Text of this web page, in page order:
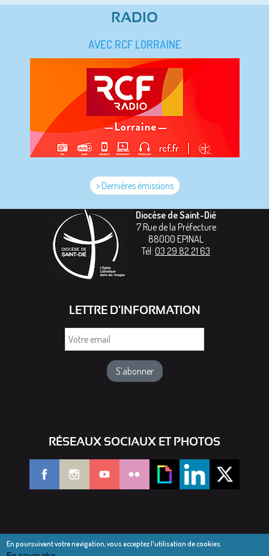
RADIO
AVEC RCF LORRAINE
> Dernières émissions
Diocèse de Saint-Dié
7 Rue de la Préfecture
88000 EPINAL
Tél: 03 29 82 21 63
LETTRE D'INFORMATION
RÉSEAUX SOCIAUX ET PHOTOS
En poursuivant votre navigation, vous acceptez l'utilisation de cookies.